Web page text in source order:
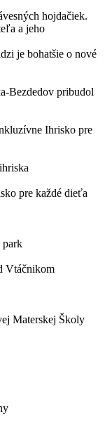
hojdačiek.
a jeho